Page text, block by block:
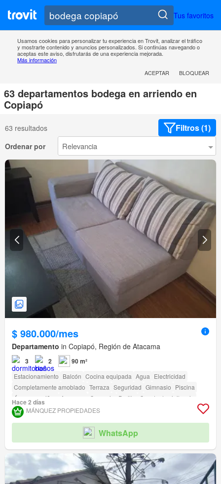
Tus favoritos
Usamos cookies para personalizar tu experiencia en Trovit, analizar el tráfico
y mostrarte contenido y anuncios personalizados. Si continúas navegando o
aceptas este aviso, disfrutarás de una experiencia mejorada.
Más información
ACEPTAR
BLOQUEAR
63 departamentos bodega en arriendo en
Copiapó
63 resultados Filtros (1)
Ordenar por
$ 980.000/mes
Departamento in Copiapó, Región de Atacama
3 2 90 m²
Estacionamiento Balcón Cocina equipada Agua Electricidad
Completamente amoblado Terraza Seguridad Gimnasio Piscina
Área para niños
Ascensor Conserje Parilla
Caseta de vigilancia
Acceso para personas con discapacidad
Hace 2 días
MÁNQUEZ PROPIEDADES
WhatsApp